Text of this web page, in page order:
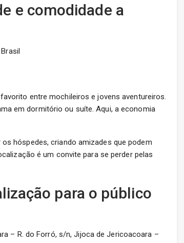
e comodidade a
entre mochileiros e jovens aventureiros.
em dormitório ou suíte. Aqui, a economia
hóspedes, criando amizades que podem
é um convite para se perder pelas
para o público
– R. do Forró, s/n, Jijoca de Jericoacoara –